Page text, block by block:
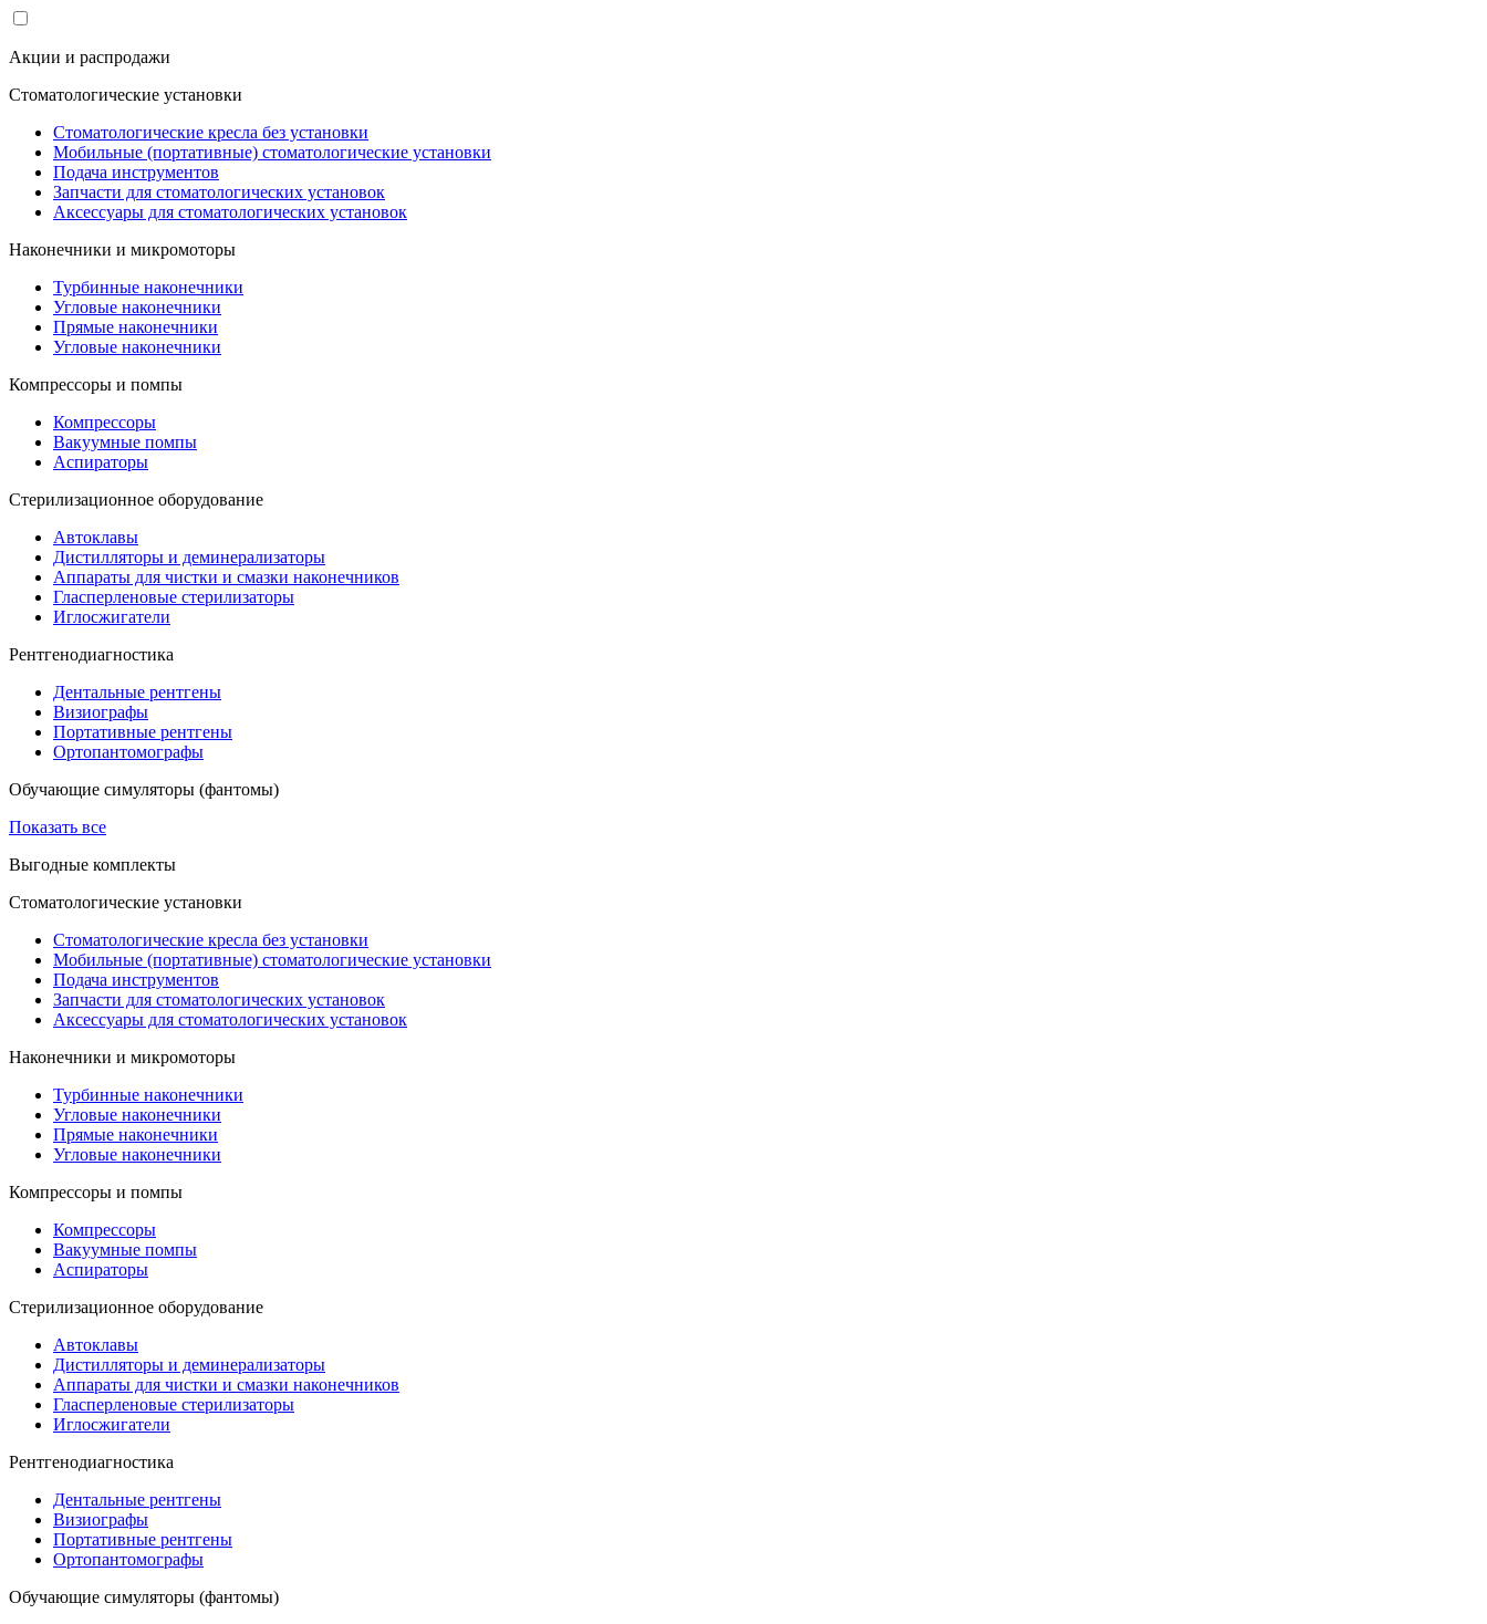
Акции и распродажи
Стоматологические установки
Стоматологические кресла без установки
Мобильные (портативные) стоматологические установки
Подача инструментов
Запчасти для стоматологических установок
Аксессуары для стоматологических установок
Наконечники и микромоторы
Турбинные наконечники
Угловые наконечники
Прямые наконечники
Угловые наконечники
Компрессоры и помпы
Компрессоры
Вакуумные помпы
Аспираторы
Стерилизационное оборудование
Автоклавы
Дистилляторы и деминерализаторы
Аппараты для чистки и смазки наконечников
Гласперленовые стерилизаторы
Иглосжигатели
Рентгенодиагностика
Дентальные рентгены
Визиографы
Портативные рентгены
Ортопантомографы
Обучающие симуляторы (фантомы)
Показать все
Выгодные комплекты
Стоматологические установки
Стоматологические кресла без установки
Мобильные (портативные) стоматологические установки
Подача инструментов
Запчасти для стоматологических установок
Аксессуары для стоматологических установок
Наконечники и микромоторы
Турбинные наконечники
Угловые наконечники
Прямые наконечники
Угловые наконечники
Компрессоры и помпы
Компрессоры
Вакуумные помпы
Аспираторы
Стерилизационное оборудование
Автоклавы
Дистилляторы и деминерализаторы
Аппараты для чистки и смазки наконечников
Гласперленовые стерилизаторы
Иглосжигатели
Рентгенодиагностика
Дентальные рентгены
Визиографы
Портативные рентгены
Ортопантомографы
Обучающие симуляторы (фантомы)